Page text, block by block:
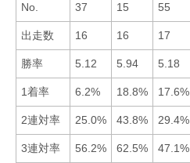
No. 37 15 55
出走数 16 16 17
勝率 5.12 5.94 5.18
1着率 6.2% 18.8% 17.6%
2連対率 25.0% 43.8% 29.4%
3連対率 56.2% 62.5% 47.1%